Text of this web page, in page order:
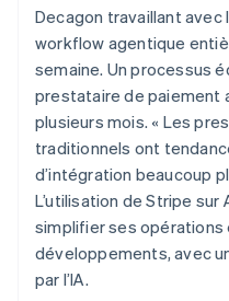
Decagon travaillant avec
workflow agentique
semaine. Un processus
prestataire de paiement
plusieurs mois. « Les
traditionnels ont
d’intégration beaucoup
L’utilisation de Stripe sur
simplifier ses opérations
développements, avec
par l’IA.